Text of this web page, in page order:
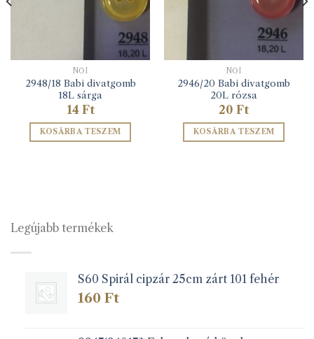
NŐI
2948/18 Babi divatgomb
18L sárga
14 Ft
KOSÁRBA TESZEM
NŐI
2946/20 Babi divatgomb
20L rózsa
20 Ft
KOSÁRBA TESZEM
Legújabb termékek
S60 Spirál cipzár 25cm zárt 101 fehér
160 Ft